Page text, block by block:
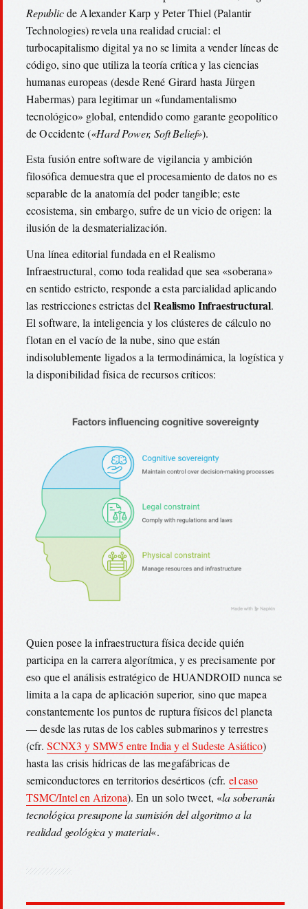
Republicde Alexander Karp y Peter Thiel (Palantir
Technologies) revela una realidad crucial: el
turbocapitalismo digital ya no se limita a vender líneas de
código, sino que utiliza la teoría crítica y las ciencias
humanas europeas (desde René Girard hasta Jürgen
Habermas) para legitimar un «fundamentalismo
tecnológico» global, entendido como garante geopolítico
de Occidente («Hard Power, Soft Belief»).
Esta fusión entre software de vigilancia y ambición
filosófica demuestra que el procesamiento de datos no es
separable de la anatomía del poder tangible; este
ecosistema, sin embargo, sufre de un vicio de origen: la
ilusión de la desmaterialización.
Una línea editorial fundada en el Realismo
Infraestructural, como toda realidad que sea «soberana»
en sentido estricto, responde a esta parcialidad aplicando
las restricciones estrictas delRealismo Infraestructural.
El software, la inteligencia y los clústeres de cálculo no
flotan en el vacío de la nube, sino que están
indisolublemente ligados a la termodinámica, la logística y
la disponibilidad física de recursos críticos:
Quien posee la infraestructura física decide quién
participa en la carrera algorítmica, y es precisamente por
eso que el análisis estratégico de HUANDROID nunca se
limita a la capa de aplicación superior, sino que mapea
constantemente los puntos de ruptura físicos del planeta
— desde las rutas de los cables submarinos y terrestres
(cfr. SCNX3 y SMW5 entre India y el Sudeste Asiático)
hasta las crisis hídricas de las megafábricas de
semiconductores en territorios desérticos (cfr. el caso
TSMC/Intel en Arizona). En un solo tweet, «la soberanía
tecnológica presupone la sumisión del algoritmo a la
realidad geológica y material«.